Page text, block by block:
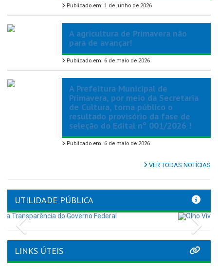
Publicado em: 1 de junho de 2026
A agricultura de Primavera não
para de avançar!
Publicado em: 6 de maio de 2026
A Prefeitura Municipal de
Primavera, por meio da Secretaria
de Cultura, torna público o
resultado provisório da fase de
seleção do Edital nº 001/2026 !
Publicado em: 6 de maio de 2026
VER TODAS NOTÍCIAS
UTILIDADE PÚBLICA
Previous
LINKS ÚTEIS